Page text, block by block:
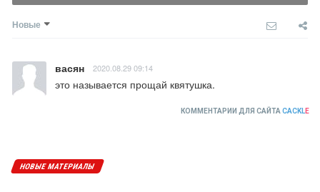
Новые
васян 2020.08.29 09:14
это называется прощай квятушка.
КОММЕНТАРИИ ДЛЯ САЙТА CACKLE
НОВЫЕ МАТЕРИАЛЫ